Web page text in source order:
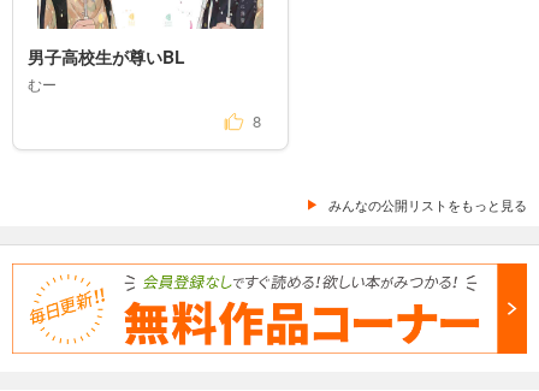
男子高校生が尊いBL
むー
8
みんなの公開リストをもっと見る